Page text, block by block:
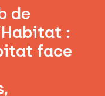
de
:
face